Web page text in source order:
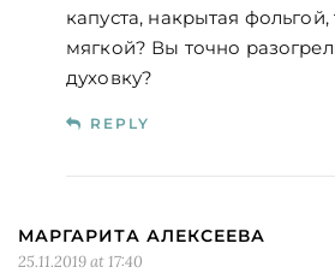
капуста, накрытая фольгой,
мягкой? Вы точно
духовку?
REPLY
МАРГАРИТА АЛЕКСЕЕВА
25.11.2019 at 17:40